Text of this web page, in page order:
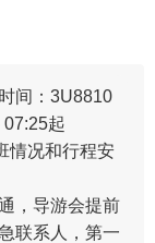
间：3U8810
起
情况和行程安
，导游会提前
联系人，第一